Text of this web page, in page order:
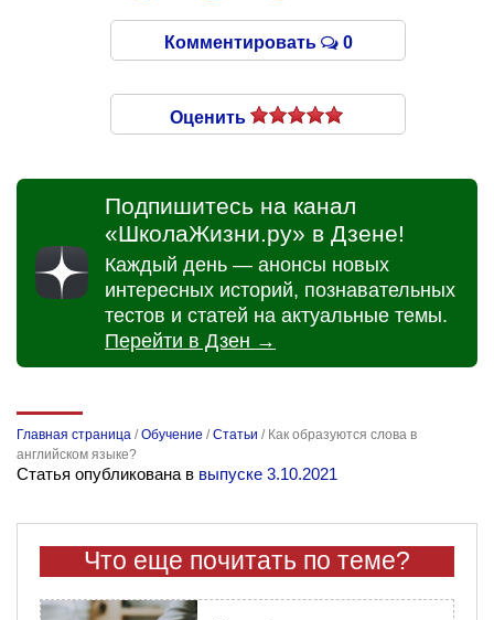
Комментировать 0
Оценить
Подпишитесь на канал
«ШколаЖизни.ру» в Дзене!
Каждый день — анонсы новых
интересных историй, познавательных
тестов и статей на актуальные темы.
Перейти в Дзен →
Главная страница /Обучение /Статьи / Как образуются слова в
английском языке?
Статья опубликована в выпуске 3.10.2021
Что еще почитать по теме?